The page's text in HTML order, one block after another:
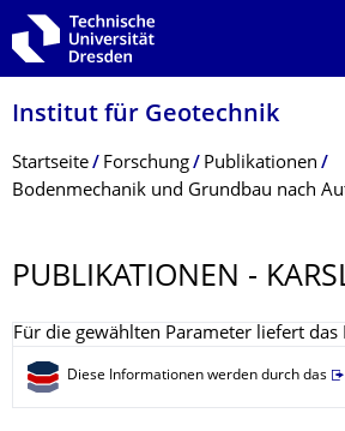
Zur Hauptnavigation springen
Zur Suche springen
Zum Inhalt springen
Institut für Geotechnik
Breadcrumb-Menü
Startseite Forschung
Publikationen
Bodenmechanik und Grundbau nach
PUBLIKATIONEN -
Für die gewählten Parameter liefert das
Diese Informationen werden durch das